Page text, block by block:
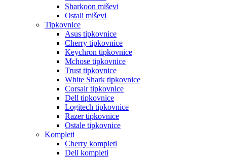
Sharkoon miševi
Ostali miševi
Tipkovnice
Asus tipkovnice
Cherry tipkovnice
Keychron tipkovnice
Mchose tipkovnice
Trust tipkovnice
White Shark tipkovnice
Corsair tipkovnice
Dell tipkovnice
Logitech tipkovnice
Razer tipkovnice
Ostale tipkovnice
Kompleti
Cherry kompleti
Dell kompleti